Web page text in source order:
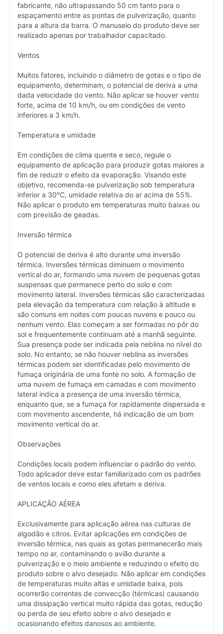
fabricante, não ultrapassando 50 cm tanto para o
espaçamento entre as pontas de pulverização, quanto
para a altura da barra. O manuseio do produto deve ser
realizado apenas por trabalhador capacitado.
Ventos
Muitos fatores, incluindo o diâmetro de gotas e o tipo de
equipamento, determinam, o potencial de deriva a uma
dada velocidade do vento. Não aplicar se houver vento
forte, acima de 10 km/h, ou em condições de vento
inferiores a 3 km/h.
Temperatura e umidade
Em condições de clima quente e seco, regule o
equipamento de aplicação para produzir gotas maiores a
fim de reduzir o efeito da evaporação. Visando este
objetivo, recomenda-se pulverização sob temperatura
inferior a 30°C, umidade relativa do ar acima de 55%.
Não aplicar o produto em temperaturas muito baixas ou
com previsão de geadas.
Inversão térmica
O potencial de deriva é alto durante uma inversão
térmica. Inversões térmicas diminuem o movimento
vertical do ar, formando uma nuvem de pequenas gotas
suspensas que permanece perto do solo e com
movimento lateral. Inversões térmicas são caracterizadas
pela elevação da temperatura com relação à altitude e
são comuns em noites com poucas nuvens e pouco ou
nenhum vento. Elas começam a ser formadas no pôr do
sol e frequentemente continuam até a manhã seguinte.
Sua presença pode ser indicada pela neblina no nível do
solo. No entanto, se não houver neblina as inversões
térmicas podem ser identificadas pelo movimento de
fumaça originária de uma fonte no solo. A formação de
uma nuvem de fumaça em camadas e com movimento
lateral indica a presença de uma inversão térmica,
enquanto que, se a fumaça for rapidamente dispersada e
com movimento ascendente, há indicação de um bom
movimento vertical do ar.
Observações
Condições locais podem influenciar o padrão do vento.
Todo aplicador deve estar familiarizado com os padrões
de ventos locais e como eles afetam a deriva.
APLICAÇÃO AÉREA
Exclusivamente para aplicação aérea nas culturas de
algodão e citros. Evitar aplicações em condições de
inversão térmica, nas quais as gotas permanecerão mais
tempo no ar, contaminando o avião durante a
pulverização e o meio ambiente e reduzindo o efeito do
produto sobre o alvo desejado. Não aplicar em condições
de temperaturas muito altas e umidade baixa, pois
ocorrerão correntes de convecção (térmicas) causando
uma dissipação vertical muito rápida das gotas, redução
ou perda de seu efeito sobre o alvo desejado e
ocasionando efeitos danosos ao ambiente.